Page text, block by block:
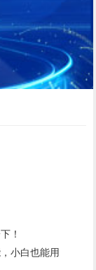
！
小白也能用